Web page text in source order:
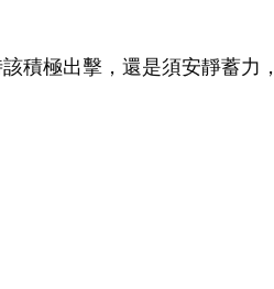
積極出擊，還是須安靜蓄力，